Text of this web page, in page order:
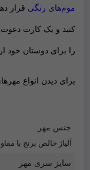
موم‌های رنگی قرار
کنید و یک کارت دعوت
را برای دوستان خود
برای دیدن انواع
جنس مهر
آلیاژ خالص برنج با
سایز سری مهر